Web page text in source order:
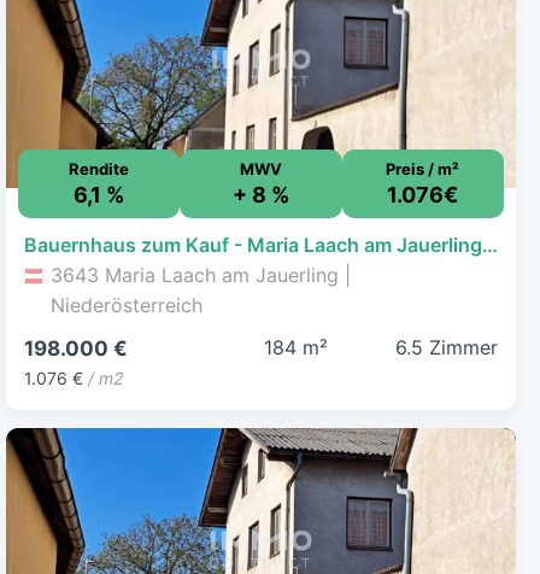
Rendite
6,1 %
MWV
+ 8 %
Preis / m²
1.076€
Bauernhaus zum Kauf - Maria Laach am Jauerling - 198.000 € - 6,5 Zimmer, 184 m², 1.255 m² Grundstück
3643 Maria Laach am Jauerling |
Niederösterreich
198.000 €
1.076 € / m2
184 m² 6.5 Zimmer